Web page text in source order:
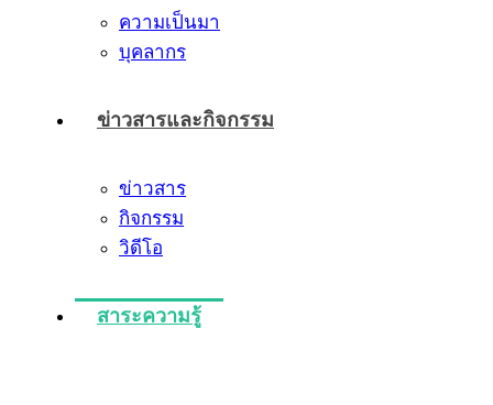
ความเป็นมา
บุคลากร
ข่าวสารและกิจกรรม
ข่าวสาร
กิจกรรม
วิดีโอ
สาระความรู้